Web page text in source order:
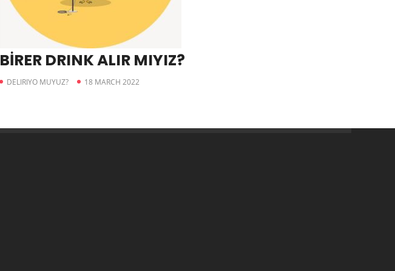
BİRER DRINK ALIR MIYIZ?
DELIRIYO MUYUZ? 18 MARCH 2022